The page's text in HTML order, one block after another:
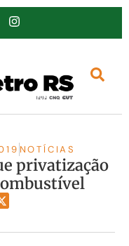
NOTÍCIAS
privatização